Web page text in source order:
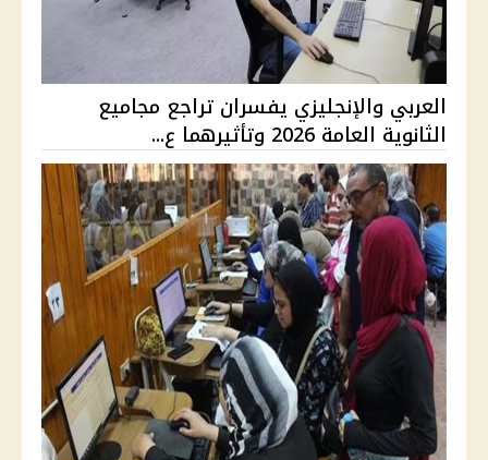
العربي والإنجليزي يفسران تراجع مجاميع
الثانوية العامة 2026 وتأثيرهما ع...